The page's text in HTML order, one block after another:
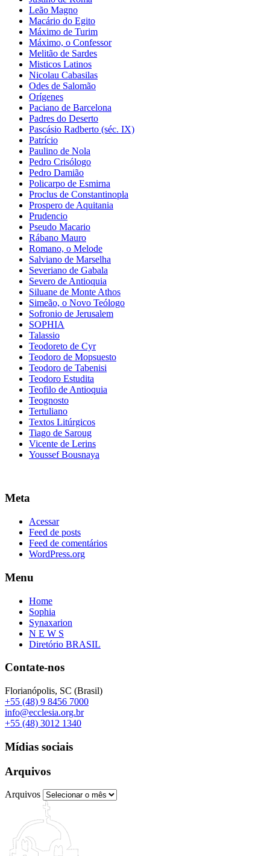
Leão Magno
Macário do Egito
Máximo de Turim
Máximo, o Confessor
Melitão de Sardes
Misticos Latinos
Nicolau Cabasilas
Odes de Salomão
Orígenes
Paciano de Barcelona
Padres do Deserto
Pascásio Radberto (séc. IX)
Patrício
Paulino de Nola
Pedro Crisólogo
Pedro Damião
Policarpo de Esmirna
Proclus de Constantinopla
Prospero de Aquitania
Prudencio
Pseudo Macario
Rábano Mauro
Romano, o Melode
Salviano de Marselha
Severiano de Gabala
Severo de Antioquia
Siluane de Monte Athos
Simeão, o Novo Teólogo
Sofronio de Jerusalem
SOPHIA
Talassio
Teodoreto de Cyr
Teodoro de Mopsuesto
Teodoro de Tabenisi
Teodoro Estudita
Teofilo de Antioquia
Teognosto
Tertuliano
Textos Litúrgicos
Tiago de Saroug
Vicente de Lerins
Youssef Bousnaya
Meta
Acessar
Feed de posts
Feed de comentários
WordPress.org
Menu
Home
Sophia
Synaxarion
N E W S
Diretório BRASIL
Contate-nos
Florianópolis, SC (Brasil)
+55 (48) 9 8456 7000
info@ecclesia.org.br
+55 (48) 3012 1340
Mídias sociais
Arquivos
Arquivos